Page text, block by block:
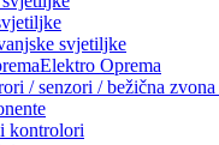
svjetiljke
Elektro Oprema
/ senzori / bežična
kontrolori